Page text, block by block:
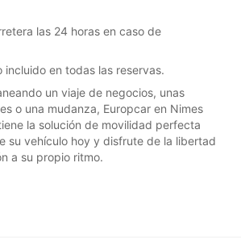
las 24 horas en caso de
incluido en todas las reservas.
un viaje de negocios, unas
o una mudanza, Europcar en Nimes
la solución de movilidad perfecta
su vehículo hoy y disfrute de la libertad
a su propio ritmo.